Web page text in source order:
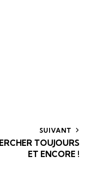
SUIVANT
TOUJOURS
ET ENCORE !